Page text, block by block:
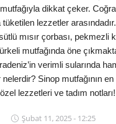
& İpuçları
dikkat çeker.
lezzetler
mısır çorbası, pekmezli
mutfağında öne
verimli sularında
Sinop mutfağının
lezzetleri ve tadım notları!
Şubat 11, 2025 - 12:25